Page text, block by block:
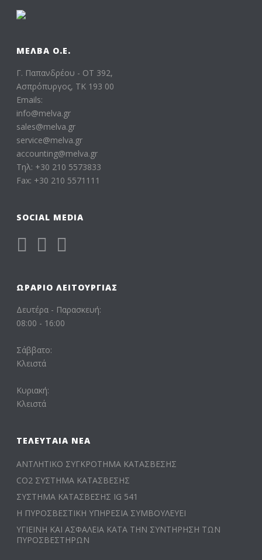
ΜΕΛΒΑ Ο.Ε.
Γ. Παπανδρέου - ΟΤ 392,
Ασπρόπυργος, ΤΚ 193 00
Emails:
info@melva.gr
sales@melva.gr
service@melva.gr
accounting@melva.gr
Τηλ: +30 210 5573833
Fax: +30 210 5571111
SOCIAL MEDIA
ΩΡΆΡΙΟ ΛΕΙΤΟΥΡΓΊΑΣ
Δευτέρα - Παρασκευή:
08:00 - 16:00
Σάββατο:
Κλειστά
Κυριακή:
Κλειστά
ΤΕΛΕΥΤΑΊΑ ΝΈΑ
ΑΝΤΛΗΤΙΚΟ ΣΥΓΚΡΟΤΗΜΑ ΚΑΤΑΣΒΕΣΗΣ
CO2 ΣΥΣΤΗΜΑ ΚΑΤΑΣΒΕΣΗΣ
ΣΥΣΤΗΜΑ ΚΑΤΑΣΒΕΣΗΣ IG 541
Η ΠΥΡΟΣΒΕΣΤΙΚΗ ΥΠΗΡΕΣΙΑ ΣΥΜΒΟΥΛΕΥΕΙ
ΥΓΙΕΙΝΗ ΚΑΙ ΑΣΦΑΛΕΙΑ ΚΑΤΑ ΤΗΝ ΣΥΝΤΗΡΗΣΗ ΤΩΝ
ΠΥΡΟΣΒΕΣΤΗΡΩΝ